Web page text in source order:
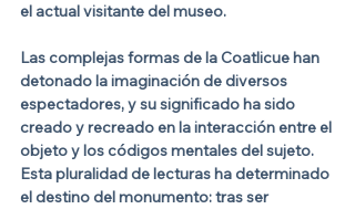
el actual visitante del museo.
Las complejas formas de la Coatlicue han
detonado la imaginación de diversos
espectadores, y su significado ha sido
creado y recreado en la interacción entre el
objeto y los códigos mentales del sujeto.
Esta pluralidad de lecturas ha determinado
el destino del monumento: tras ser